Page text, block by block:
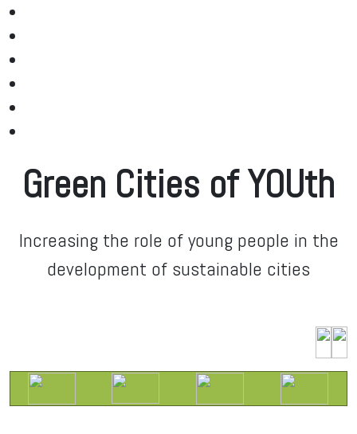
Green Cities of YOUth
Increasing the role of young people in the
development of sustainable cities